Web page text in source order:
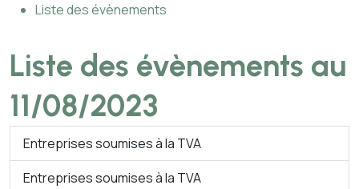
Liste des évènements
Liste des évènements au
11/08/2023
Entreprises soumises à la TVA
Entreprises soumises à la TVA